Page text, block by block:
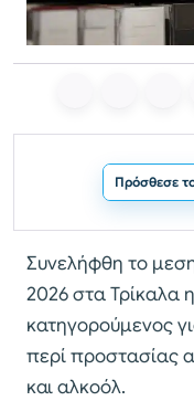
Πρόσθεσε
Συνελήφθη το
2026 στα Τρίκαλα
κατηγορούμενος
περί προστασίας
και αλκοόλ.